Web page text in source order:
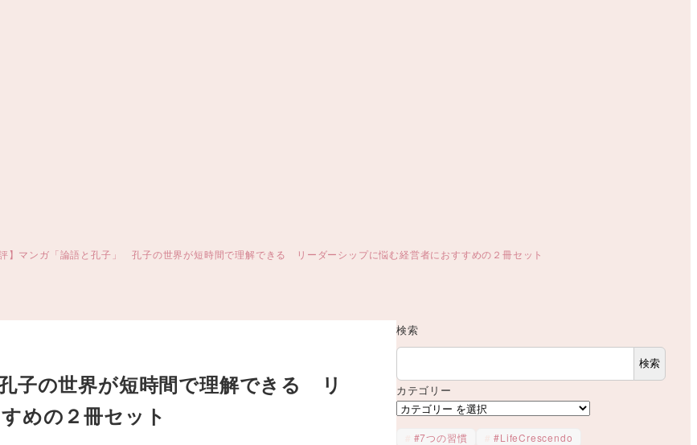
評】マンガ「論語と孔子」 孔子の世界が短時間で理解できる リーダーシップに悩む経営者におすすめの２冊セット
子の世界が短時間で理解できる リ
めの２冊セット
検索
検索
カテゴリー
#7つの習慣
#LifeCrescendo